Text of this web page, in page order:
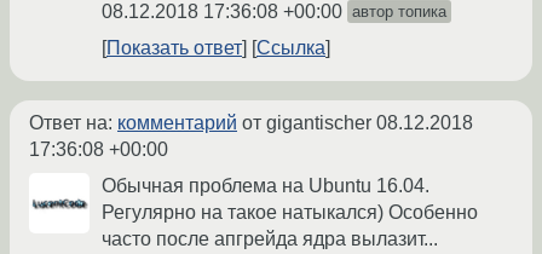
08.12.2018 17:36:08 +00:00 автор топика
Показать ответ Ссылка
Ответ на: комментарий от gigantischer 08.12.2018
17:36:08 +00:00
Обычная проблема на Ubuntu 16.04.
Регулярно на такое натыкался) Особенно
часто после апгрейда ядра вылазит...